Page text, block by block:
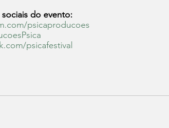
do evento:
psicaproducoes
psicafestival